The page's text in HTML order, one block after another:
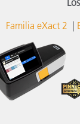
Familia eXact 2 |